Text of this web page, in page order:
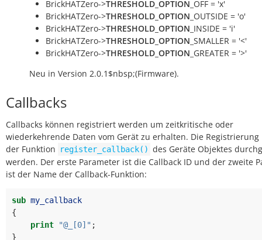
BrickHATZero->THRESHOLD_OPTION _OFF = 'x'
BrickHATZero->THRESHOLD_OPTION _OUTSIDE = 'o'
BrickHATZero->THRESHOLD_OPTION _INSIDE = 'i'
BrickHATZero->THRESHOLD_OPTION _SMALLER = '<'
BrickHATZero->THRESHOLD_OPTION _GREATER = '>'
Neu in Version 2.0.1$nbsp;(Firmware).
Callbacks
Callbacks können registriert werden um zeitkritische oder
wiederkehrende Daten vom Gerät zu erhalten. Die
der Funktion
register_callback() des Geräte Objektes
werden. Der erste Parameter ist die Callback ID und der zweite
ist der Name der Callback-Funktion:
sub my_callback
{
print
"@_[0]" ;
}